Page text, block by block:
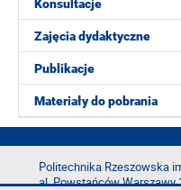
Konsultacje
Zajęcia dydaktyczne
Publikacje
Materiały do pobrania
Politechnika Rzeszowska
al. Powstańców Warszawy